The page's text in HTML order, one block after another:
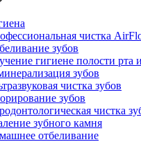
чистка
зубов
гигиене полости рта
зубов
чистка зубов
зубов
чистка
зубного камня
отбеливание